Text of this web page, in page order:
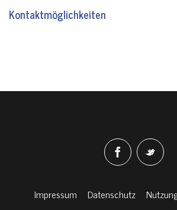
Kontaktmöglichkeiten
Impressum Datenschutz